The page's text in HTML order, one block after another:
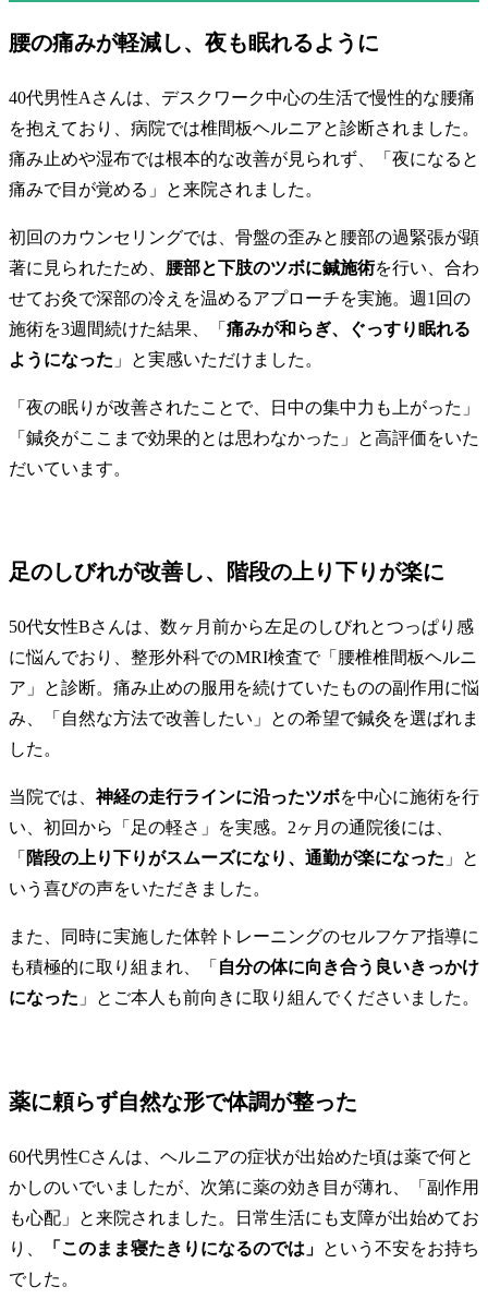
腰の痛みが軽減し、夜も眠れるように
40代男性Aさんは、デスクワーク中心の生活で慢性的な腰痛
を抱えており、病院では椎間板ヘルニアと診断されました。
痛み止めや湿布では根本的な改善が見られず、「夜になると
痛みで目が覚める」と来院されました。
初回のカウンセリングでは、骨盤の歪みと腰部の過緊張が顕
著に見られたため、 腰部と下肢のツボに鍼施術を行い、合わ
せてお灸で深部の冷えを温めるアプローチを実施。週1回の
施術を3週間続けた結果、「 痛みが和らぎ、ぐっすり眠れる
ようになった 」と実感いただけました。
「夜の眠りが改善されたことで、日中の集中力も上がった」
「鍼灸がここまで効果的とは思わなかった」と高評価をいた
だいています。
足のしびれが改善し、階段の上り下りが楽に
50代女性Bさんは、数ヶ月前から左足のしびれとつっぱり感
に悩んでおり、整形外科でのMRI検査で「腰椎椎間板ヘルニ
ア」と診断。痛み止めの服用を続けていたものの副作用に悩
み、「自然な方法で改善したい」との希望で鍼灸を選ばれま
した。
当院では、神経の走行ラインに沿ったツボを中心に施術を行
い、初回から「足の軽さ」を実感。2ヶ月の通院後には、
「 階段の上り下りがスムーズになり、通勤が楽になった 」と
いう喜びの声をいただきました。
また、同時に実施した体幹トレーニングのセルフケア指導に
も積極的に取り組まれ、「 自分の体に向き合う良いきっかけ
になった 」とご本人も前向きに取り組んでくださいました。
薬に頼らず自然な形で体調が整った
60代男性Cさんは、ヘルニアの症状が出始めた頃は薬で何と
かしのいでいましたが、次第に薬の効き目が薄れ、「副作用
も心配」と来院されました。日常生活にも支障が出始めてお
り、
「このまま寝たきりになるのでは」 という不安をお持ち
でした。